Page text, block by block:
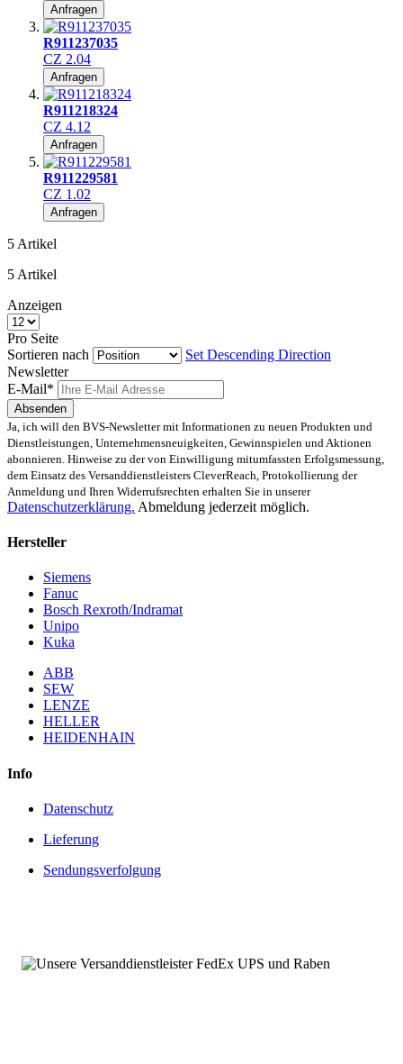
Anfragen
R911237035
CZ 2.04
Anfragen
R911218324
CZ 4.12
Anfragen
R911229581
CZ 1.02
Anfragen
5 Artikel
5 Artikel
Anzeigen
Pro Seite
Sortieren nach
Set Descending Direction
Newsletter
E-Mail*
Absenden
Ja, ich will den BVS-Newsletter mit Informationen zu neuen Produkten und
Dienstleistungen, Unternehmensneuigkeiten, Gewinnspielen und Aktionen
abonnieren. Hinweise zu der von Einwilligung mitumfassten Erfolgsmessung,
dem Einsatz des Versanddienstleisters CleverReach, Protokollierung der
Anmeldung und Ihren Widerrufsrechten erhalten Sie in unserer
Datenschutzerklärung. Abmeldung jederzeit möglich.
Hersteller
Siemens
Fanuc
Bosch Rexroth/Indramat
Unipo
Kuka
ABB
SEW
LENZE
HELLER
HEIDENHAIN
Info
Datenschutz
Lieferung
Sendungsverfolgung